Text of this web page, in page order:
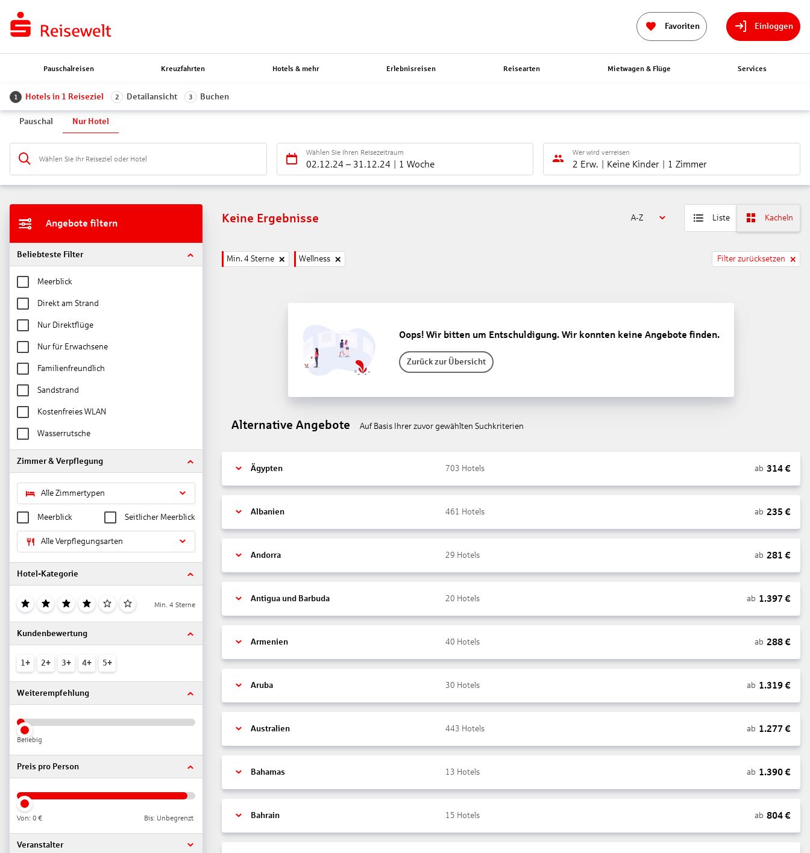
Favoriten Einloggen
Pauschalreisen Kreuzfahrten Hotels & mehr Erlebnisreisen Reisearten Mietwagen & Flüge Services
1 Hotels in 1 Reiseziel 2 Detailansicht 3 Buchen
Pauschal Nur Hotel
Wählen Sie Ihr Reiseziel oder Hotel
Wählen Sie Ihren Reisezeitraum
02.12.24 – 31.12.24 1 Woche
Wer wird verreisen
2 Erw. Keine Kinder 1 Zimmer
Angebote filtern
Beliebteste Filter
Meerblick
Direkt am Strand
Nur Direktflüge
Nur für Erwachsene
Familienfreundlich
Sandstrand
Kostenfreies WLAN
Wasserrutsche
Zimmer & Verpflegung
Alle Zimmertypen
Meerblick Seitlicher Meerblick
Alle Verpflegungsarten
Hotel-Kategorie
Min. 4 Sterne
Kundenbewertung
1+ 2+ 3+ 4+ 5+
Weiterempfehlung
Beliebig
Preis pro Person
Von: 0 € Bis: Unbegrenzt
Veranstalter
Keine Ergebnisse A-Z Liste Kacheln
Min. 4 Sterne Wellness Filter zurücksetzen
Oops! Wir bitten um Entschuldigung. Wir konnten keine Angebote finden.
Zurück zur Übersicht
Alternative Angebote Auf Basis Ihrer zuvor gewählten Suchkriterien
Ägypten 703 Hotels ab 314€
Albanien 461 Hotels ab 235 €
Andorra 29 Hotels ab 281 €
Antigua und Barbuda 20 Hotels ab 1.397 €
Armenien 40 Hotels ab 288€
Aruba 30 Hotels ab 1.319€
Australien 443 Hotels ab 1.277 €
Bahamas 13 Hotels ab 1.390€
Bahrain 15 Hotels ab 804€